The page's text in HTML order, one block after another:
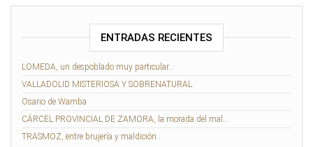
ENTRADAS RECIENTES
LOMEDA, un despoblado muy particular…
VALLADOLID MISTERIOSA Y SOBRENATURAL
Osario de Wamba
CÁRCEL PROVINCIAL DE ZAMORA, la morada del mal…
TRASMOZ, entre brujería y maldición…